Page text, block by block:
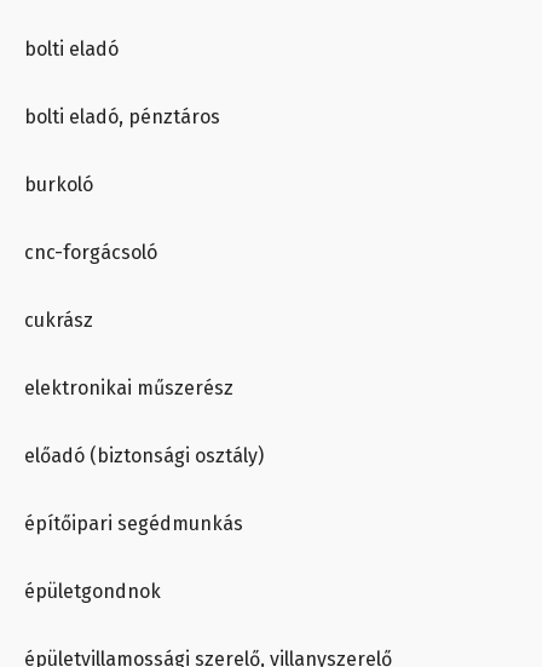
bolti eladó
bolti eladó, pénztáros
burkoló
cnc-forgácsoló
cukrász
elektronikai műszerész
előadó (biztonsági osztály)
építőipari segédmunkás
épületgondnok
épületvillamossági szerelő, villanyszerelő